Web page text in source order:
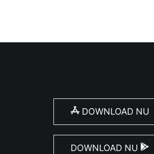
DOWNLOAD NU
DOWNLOAD NU